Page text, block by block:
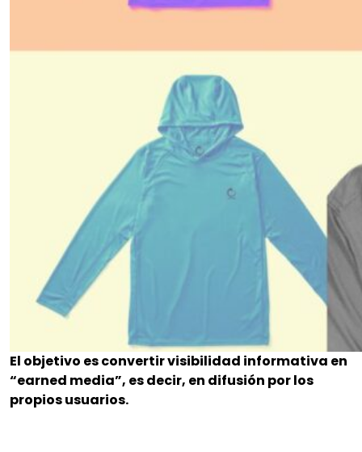
El objetivo es convertir visibilidad informativa en
“earned media”, es decir, en difusión por los
propios usuarios.